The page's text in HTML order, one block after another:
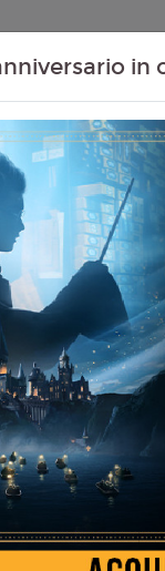
Extra
08
Agosto
min
Avventura,